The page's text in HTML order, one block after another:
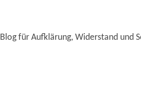
Blog für Aufklärung, Widerstand und